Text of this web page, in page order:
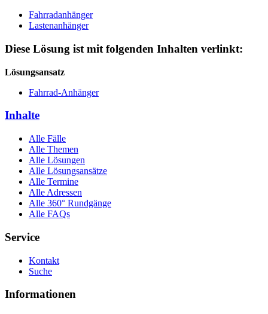
Fahrradanhänger
Lastenanhänger
Diese Lösung ist mit folgenden Inhalten verlinkt:
Lösungsansatz
Fahrrad-Anhänger
Inhalte
Alle Fälle
Alle Themen
Alle Lösungen
Alle Lösungsansätze
Alle Termine
Alle Adressen
Alle 360° Rundgänge
Alle FAQs
Service
Kontakt
Suche
Informationen